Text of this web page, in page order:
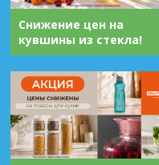
Снижение цен на
кувшины из стекла!